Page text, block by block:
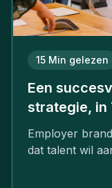
15 Min gelezen
Een
strategie, in
Employer
dat talent wil